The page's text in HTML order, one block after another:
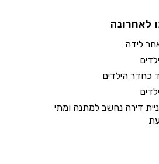
לאחרונה
לידה
כחדר הילדים
דירה נחשב למתנה ומתי